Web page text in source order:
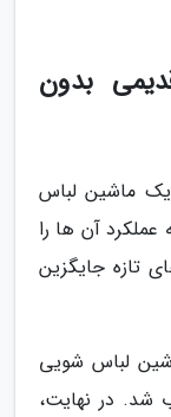
بدون
یک ماشین لباس
آن ها را
تازه جایگزین
لباس شویی
شد. در نهایت،